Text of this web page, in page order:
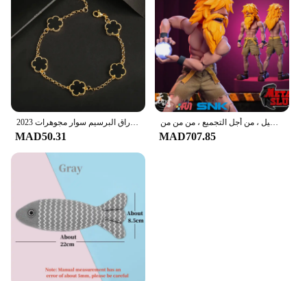
2023 الفاخرة الأخضر زهرة الطبيعية الأبيض شل زهرة حجر سوار السيدات هدية عالية الجودة أربع أوراق البرسيم سوار مجوهرات
MAD50.31
استديو تونشي شكل إيشيمونجي بفم قابل للنقل ، مقاتل معدني مجند ذكر ، طراز قابل للتحصيل ، من أجل التجميع ، من من من
MAD707.85